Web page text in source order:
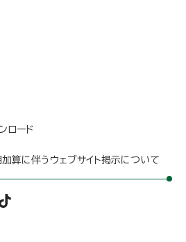
ロード
算に伴うウェブサイト掲示について